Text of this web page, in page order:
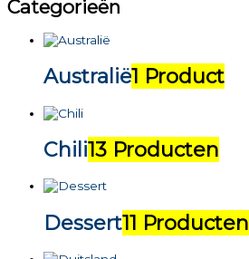
Categorieën
Australië1 Product
Chili13 Producten
Dessert11 Producten